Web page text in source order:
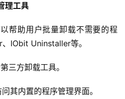
理工具
帮助用户批量卸载不需要的程
IObit Uninstaller等。
三方卸载工具。
其内置的程序管理界面。